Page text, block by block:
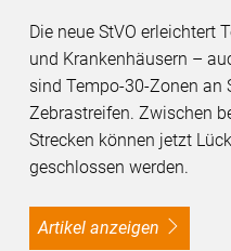
Die neue StVO erleichtert
und Krankenhäusern –
sind Tempo-30-Zonen an
Zebrastreifen. Zwischen
Strecken können jetzt
geschlossen werden.
Artikel anzeigen